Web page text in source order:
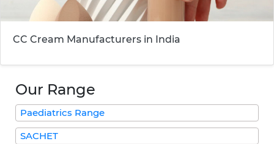
CC Cream Manufacturers in India
Our Range
Paediatrics Range
SACHET